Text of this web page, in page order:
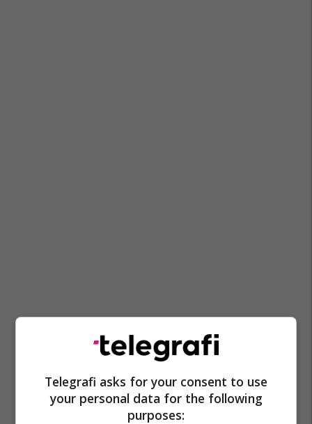
Telegrafi asks for your consent to use
your personal data for the following
purposes: